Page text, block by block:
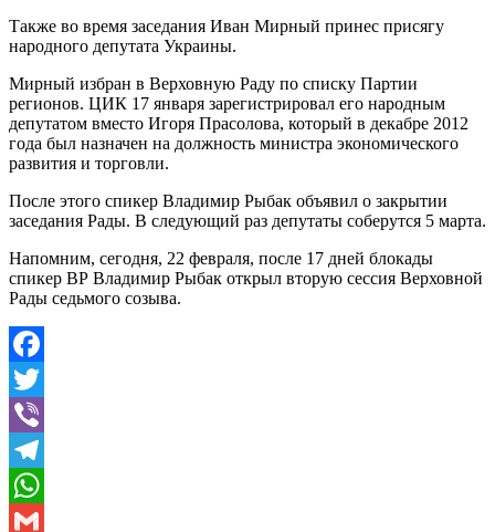
Также во время заседания Иван Мирный принес присягу
народного депутата Украины.
Мирный избран в Верховную Раду по списку Партии
регионов. ЦИК 17 января зарегистрировал его народным
депутатом вместо Игоря Прасолова, который в декабре 2012
года был назначен на должность министра экономического
развития и торговли.
После этого спикер Владимир Рыбак объявил о закрытии
заседания Рады. В следующий раз депутаты соберутся 5 марта.
Напомним, сегодня, 22 февраля, после 17 дней блокады
спикер ВР Владимир Рыбак открыл вторую сессия Верховной
Рады седьмого созыва.
Facebook
Twitter
Viber
Telegram
WhatsApp